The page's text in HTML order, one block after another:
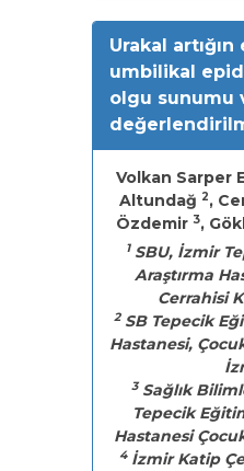
Urakal
umbilikal
olgu sunumu
Volkan Sarper
Altundağ 2,
Özdemir 3,
1SBU, İzmir
Araştırma
Cerrahisi
2SB Tepecik
Hastanesi,
3Sağlık
Tepecik
Hastanesi
4İzmir Katip